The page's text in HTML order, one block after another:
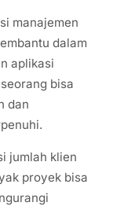
manajemen
dalam
aplikasi
bisa
dan
jumlah klien
proyek bisa